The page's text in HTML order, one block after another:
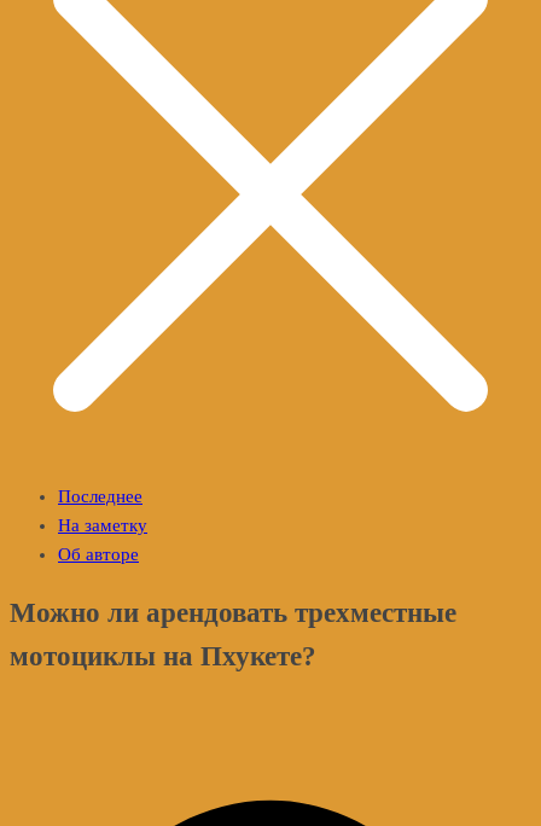
Последнее
На заметку
Об авторе
Можно ли арендовать трехместные
мотоциклы на Пхукете?